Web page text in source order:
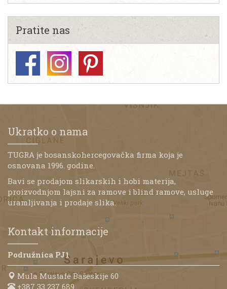
Pratite nas
Ukratko o nama
TUGRA je bosanskohercegovačka firma koja je
osnovana 1996. godine.
Bavi se prodajom slikarskih i hobi materija,
proizvodnjom lajsni za ramove i blind ramove, usluge
uramljivanja i prodaje slika.
Kontakt informacije
Podružnica PJ1
Mula Mustafe Bašeskije 60
+387 33 237 689